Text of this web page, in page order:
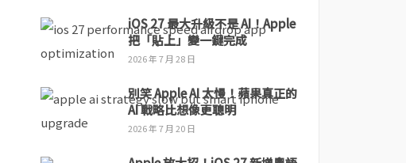
iOS 27 最大升級不是 AI！Apple
把「貼上」變一鍵完成
2026 年 7 月 28 日
別笑 Apple AI 太慢！蘋果真正的
AI 戰略比想像更聰明
2026 年 7 月 20 日